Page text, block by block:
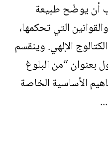
أن يوضّح طبيعة
التي تحكمها،
الإلهي. وينقسم
بعنوان “من البلوغ
الأساسية الخاصة